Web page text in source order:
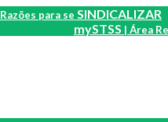
Razões para se SINDICALIZAR
mySTSS | Área